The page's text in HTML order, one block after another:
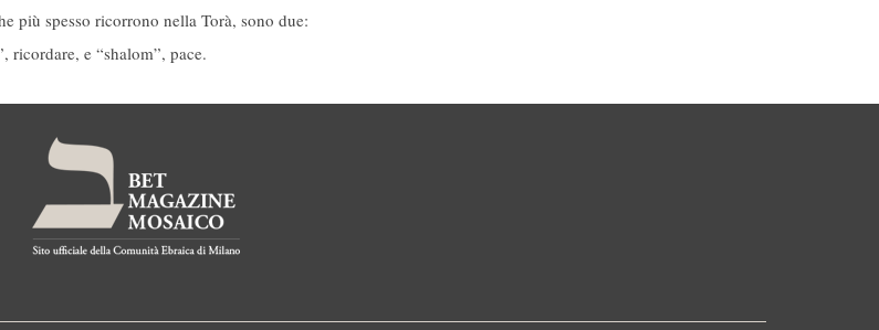
più spesso ricorrono nella Torà, sono due:
ricordare, e “shalom”, pace.